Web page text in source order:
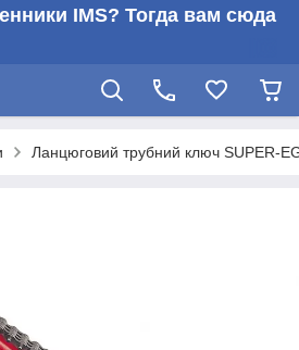
IMS? Тогда вам сюда
Ланцюговий трубний ключ SUPER-